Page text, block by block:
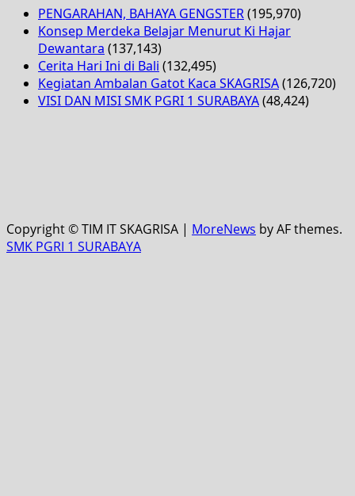
PENGARAHAN, BAHAYA GENGSTER(195,970)
Konsep Merdeka Belajar Menurut Ki Hajar
Dewantara (137,143)
Cerita Hari Ini di Bali (132,495)
Kegiatan Ambalan Gatot Kaca SKAGRISA(126,720)
VISI DAN MISI SMK PGRI 1 SURABAYA(48,424)
Copyright © TIM IT SKAGRISA | MoreNews by AF themes.
SMK PGRI 1 SURABAYA